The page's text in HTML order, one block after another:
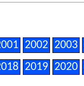
2002 2003
2019 2020